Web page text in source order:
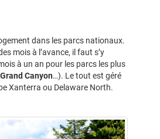
dans les parcs nationaux.
mois à l’avance, il faut s’y
à un an pour les parcs les plus
Grand Canyon…). Le tout est géré
Xanterra ou Delaware North.